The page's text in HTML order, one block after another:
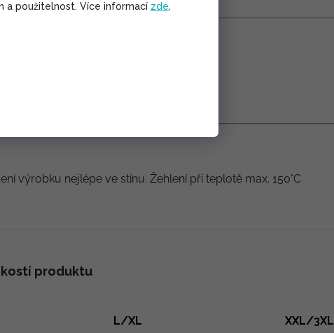
a použitelnost. Více informací zde.
výrobku nejlépe ve stínu. Žehlení při teplotě max. 150°C
produktu
L/XL XXL/3XL